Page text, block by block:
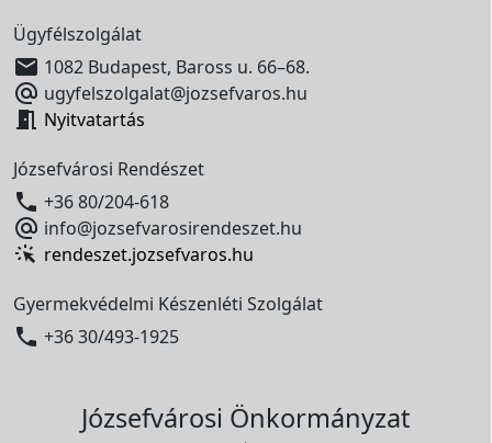
Ügyfélszolgálat
 1082 Budapest, Baross u. 66–68.
 ugyfelszolgalat@jozsefvaros.hu
 Nyitvatartás
Józsefvárosi Rendészet
 +36 80/204-618
 info@jozsefvarosirendeszet.hu
rendeszet.jozsefvaros.hu
Gyermekvédelmi Készenléti Szolgálat
 +36 30/493-1925
Józsefvárosi Önkormányzat